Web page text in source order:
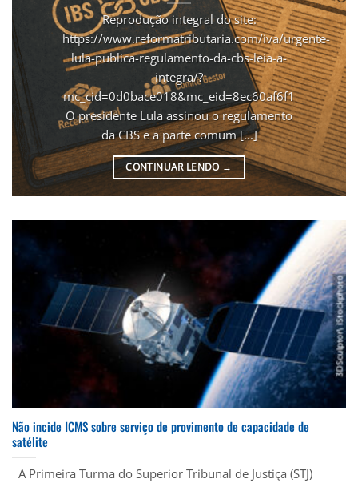
Reprodução integral do site:
https://www.reformatributaria.com/iva/urgente-
lula-publica-regulamento-da-cbs-leia-a-
integra/?
mc_cid=0d0bace018&mc_eid=8ec60af6f1
O presidente Lula assinou o regulamento
da CBS e a parte comum [...]
CONTINUAR LENDO →
Não incide ICMS sobre serviço de provimento de capacidade de
satélite
A Primeira Turma do Superior Tribunal de Justiça (STJ)